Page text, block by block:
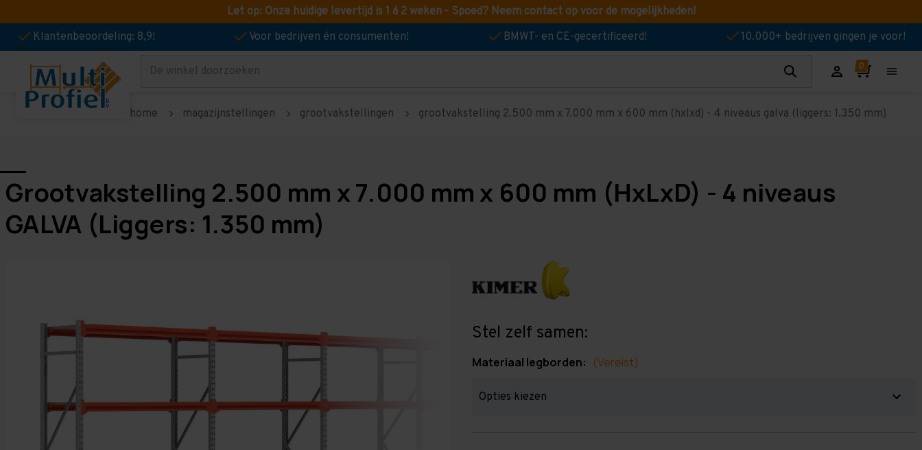
Let op: Onze huidige levertijd is 1 á 2 weken - Spoed? Neem contact op voor de mogelijkheden!
Klantenbeoordeling: 8,9!
Voor bedrijven én consumenten! BMWT- en CE-gecertificeerd! 10.000+ bedrijven gingen je voor!
Zoeken
home magazijnstellingen grootvakstellingen grootvakstelling 2.500 mm x 7.000 mm x 600 mm (hxlxd) - 4 niveaus galva (liggers: 1.350 mm)
Grootvakstelling 2.500 mm x 7.000 mm x 600 mm (HxLxD) - 4 niveaus
GALVA (Liggers: 1.350 mm)
Stel zelf samen:
Materiaal legborden: (Vereist)